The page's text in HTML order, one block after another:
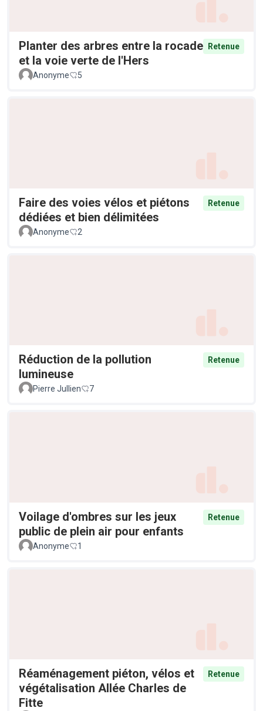
Planter des arbres entre la rocade
et la voie verte de l'Hers
Retenue
Anonyme 5
Faire des voies vélos et piétons
dédiées et bien délimitées
Retenue
Anonyme 2
Réduction de la pollution
lumineuse
Retenue
Pierre Jullien 7
Voilage d'ombres sur les jeux
public de plein air pour enfants
Retenue
Anonyme 1
Réaménagement piéton, vélos et
végétalisation Allée Charles de
Fitte
Retenue